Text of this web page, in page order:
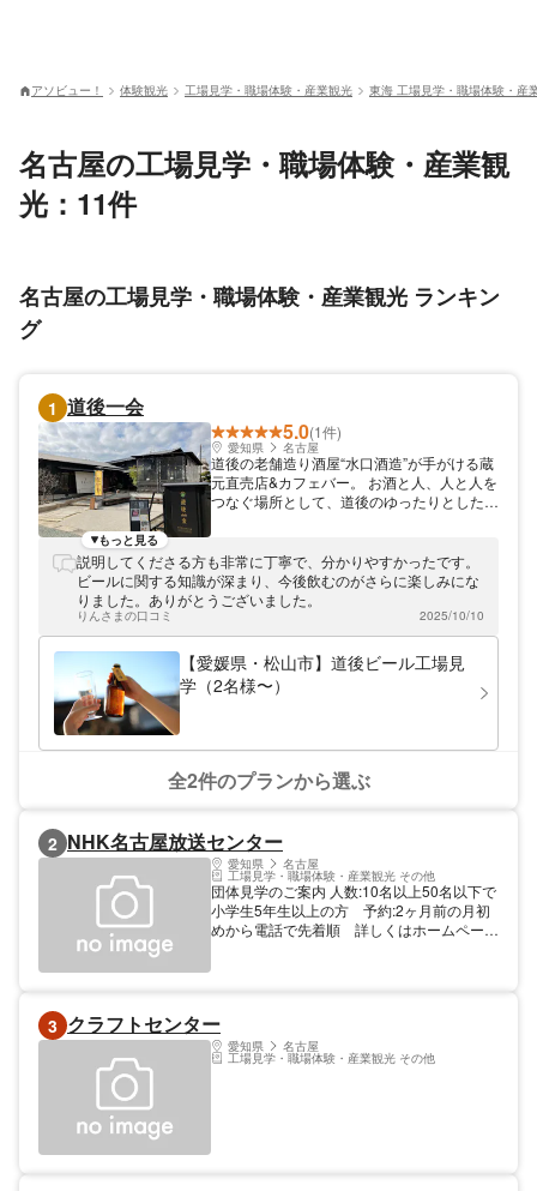
アソビュー！ 体験観光 工場見学・職場体験・産業観光 東海 工場見学・職場体験・産
名古屋の工場見学・職場体験・産業観
光：11件
名古屋の工場見学・職場体験・産業観光 ランキン
グ
1 道後一会
5.0(1件)
愛知県 名古屋
道後の老舗造り酒屋“水口酒造”が手がける蔵
元直売店&カフェバー。 お酒と人、人と人を
つなぐ場所として、道後のゆったりとした時
もっと見る
説明してくださる方も非常に丁寧で、分かりやすかったです。
ビールに関する知識が深まり、今後飲むのがさらに楽しみにな
りました。ありがとうございました。
りんさまの口コミ 2025/10/10
【愛媛県・松山市】道後ビール工場見
学（2名様〜）
全2件のプランから選ぶ
2 NHK名古屋放送センター
愛知県 名古屋
工場見学・職場体験・産業観光 その他
団体見学のご案内 人数:10名以上50名以下で
小学生5年生以上の方 予約:2ヶ月前の月初
めから電話で先着順 詳しくはホームページ
3 クラフトセンター
愛知県 名古屋
工場見学・職場体験・産業観光 その他